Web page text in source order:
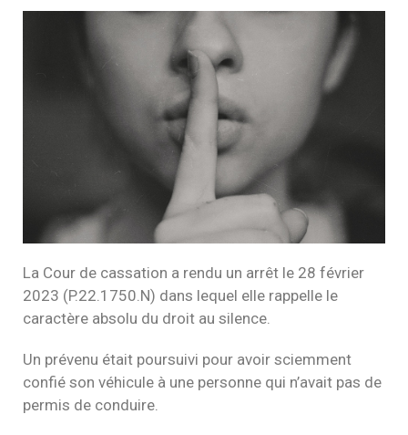
La Cour de cassation a rendu un arrêt le 28 février
2023 (P.22.1750.N) dans lequel elle rappelle le
caractère absolu du droit au silence.
Un prévenu était poursuivi pour avoir sciemment
confié son véhicule à une personne qui n’avait pas de
permis de conduire.